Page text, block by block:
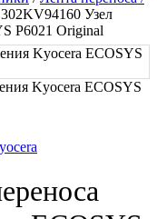
Узел
P6021 Original